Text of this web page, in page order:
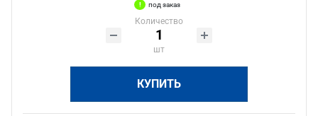
под заказ
Количество
шт
КУПИТЬ